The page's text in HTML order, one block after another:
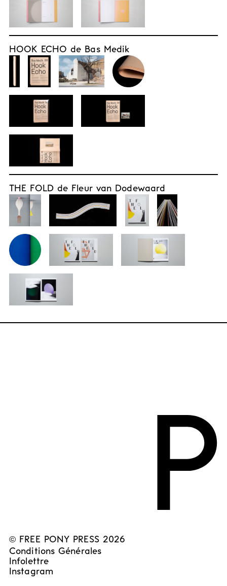
HOOK ECHO de Bas Medik
THE FOLD de Fleur van Dodewaard
P
© FREE PONY PRESS 2026
Conditions Générales
Infolettre
Instagram